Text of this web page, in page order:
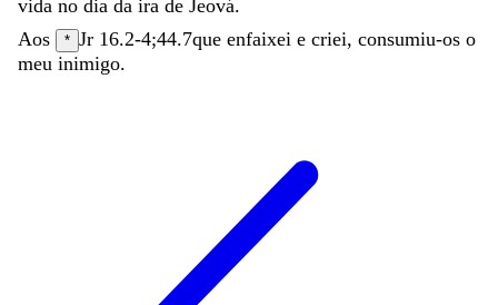
vida no dia da ira de Jeová.
Aos
* Jr 16.2-4;44.7que enfaixei e criei, consumiu-os o
meu inimigo.